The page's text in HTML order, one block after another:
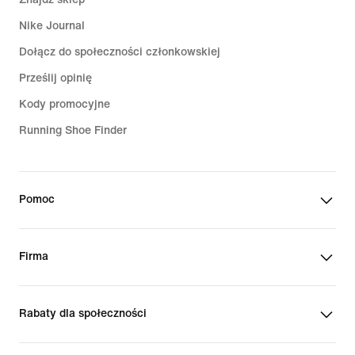
Nike Journal
Dołącz do społeczności członkowskiej
Prześlij opinię
Kody promocyjne
Running Shoe Finder
Pomoc
Firma
Rabaty dla społeczności